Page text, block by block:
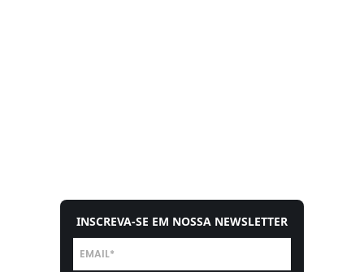
INSCREVA-SE EM NOSSA NEWSLETTER